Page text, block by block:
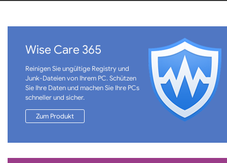
Wise Care 365
Reinigen Sie ungültige Registry und
Junk-Dateien von Ihrem PC. Schützen
Sie Ihre Daten und machen Sie Ihre PCs
schneller und sicher.
Zum Produkt